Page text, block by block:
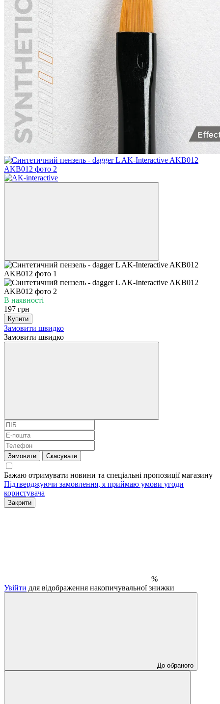
В наявності
197 грн
Купити
Замовити швидко
Замовити швидко
Замовити Скасувати
Бажаю отримувати новини та спеціальні пропозиціїмагазину
Підтверджуючи замовлення, я приймаю умови угоди
користувача
Закрити
%
Увійти для відображення накопичувальної знижки
До обраного